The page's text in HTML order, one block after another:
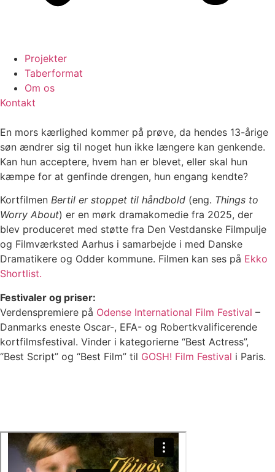
Projekter
Taberformat
Om os
Kontakt
En mors kærlighed kommer på prøve, da hendes 13-årige
søn ændrer sig til noget hun ikke længere kan genkende.
Kan hun acceptere, hvem han er blevet, eller skal hun
kæmpe for at genfinde drengen, hun engang kendte?
Kortfilmen Bertil er stoppet til håndbold (eng. Things to
Worry About) er en mørk dramakomedie fra 2025, der
blev produceret med støtte fra Den Vestdanske Filmpulje
og Filmværksted Aarhus i samarbejde i med Danske
Dramatikere og Odder kommune. Filmen kan ses på Ekko
Shortlist.
Festivaler og priser:
Verdenspremiere på Odense International Film Festival –
Danmarks eneste Oscar-, EFA- og Robertkvalificerende
kortfilmsfestival. Vinder i kategorierne “Best Actress”,
“Best Script” og “Best Film” til GOSH! Film Festival i Paris.